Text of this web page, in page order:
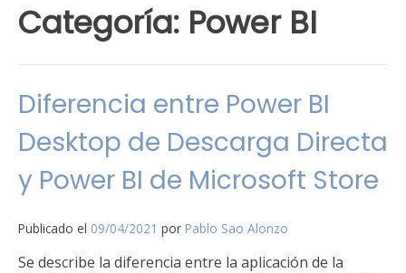
Categoría: Power BI
Diferencia entre Power BI
Desktop de Descarga Directa
y Power BI de Microsoft Store
Publicado el 09/04/2021 por Pablo Sao Alonzo
Se describe la diferencia entre la aplicación de la